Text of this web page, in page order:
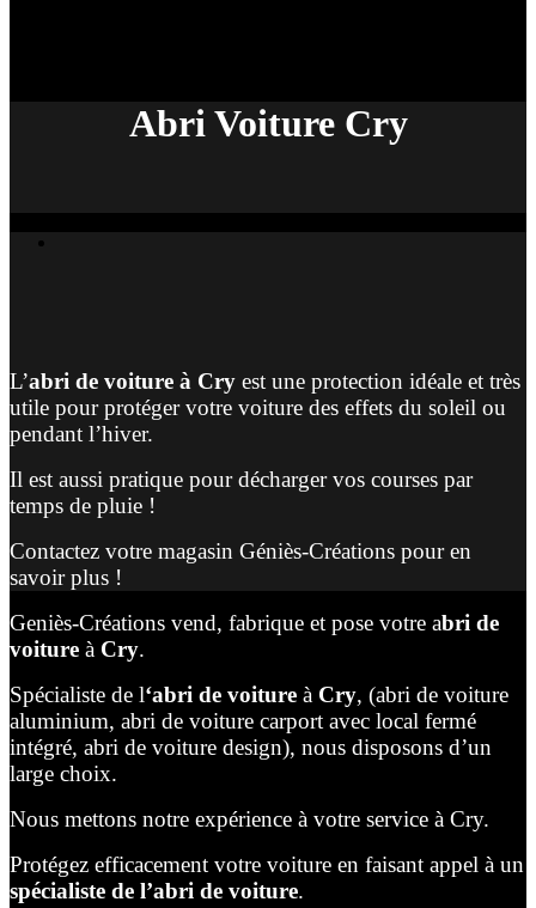
Abri Voiture Cry
L’abri de voiture à Cry est une protection idéale et très
utile pour protéger votre voiture des effets du soleil ou
pendant l’hiver.
Il est aussi pratique pour décharger vos courses par
temps de pluie !
Contactez votre magasin Géniès-Créations pour en
savoir plus !
Geniès-Créations vend, fabrique et pose votre abri de
voiture à Cry.
Spécialiste de l‘abri de voiture à Cry, (abri de voiture
aluminium, abri de voiture carport avec local fermé
intégré, abri de voiture design), nous disposons d’un
large choix.
Nous mettons notre expérience à votre service à Cry.
Protégez efficacement votre voiture en faisant appel à un
spécialiste de l’abri de voiture.